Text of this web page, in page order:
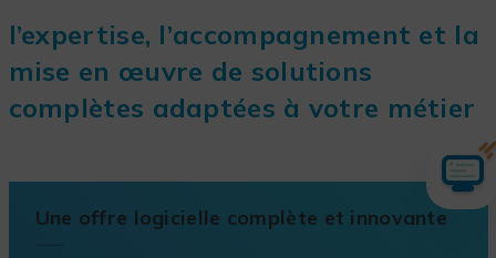
l’expertise, l’accompagnement et la
mise en œuvre de solutions
complètes adaptées à votre métier
Une offre logicielle complète et innovante